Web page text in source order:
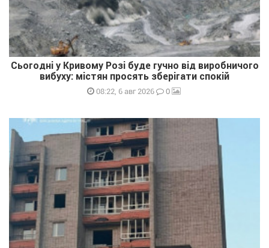
Сьогодні у Кривому Розі буде гучно від виробничого
вибуху: містян просять зберігати спокій
08:22, 6 авг 2026 0